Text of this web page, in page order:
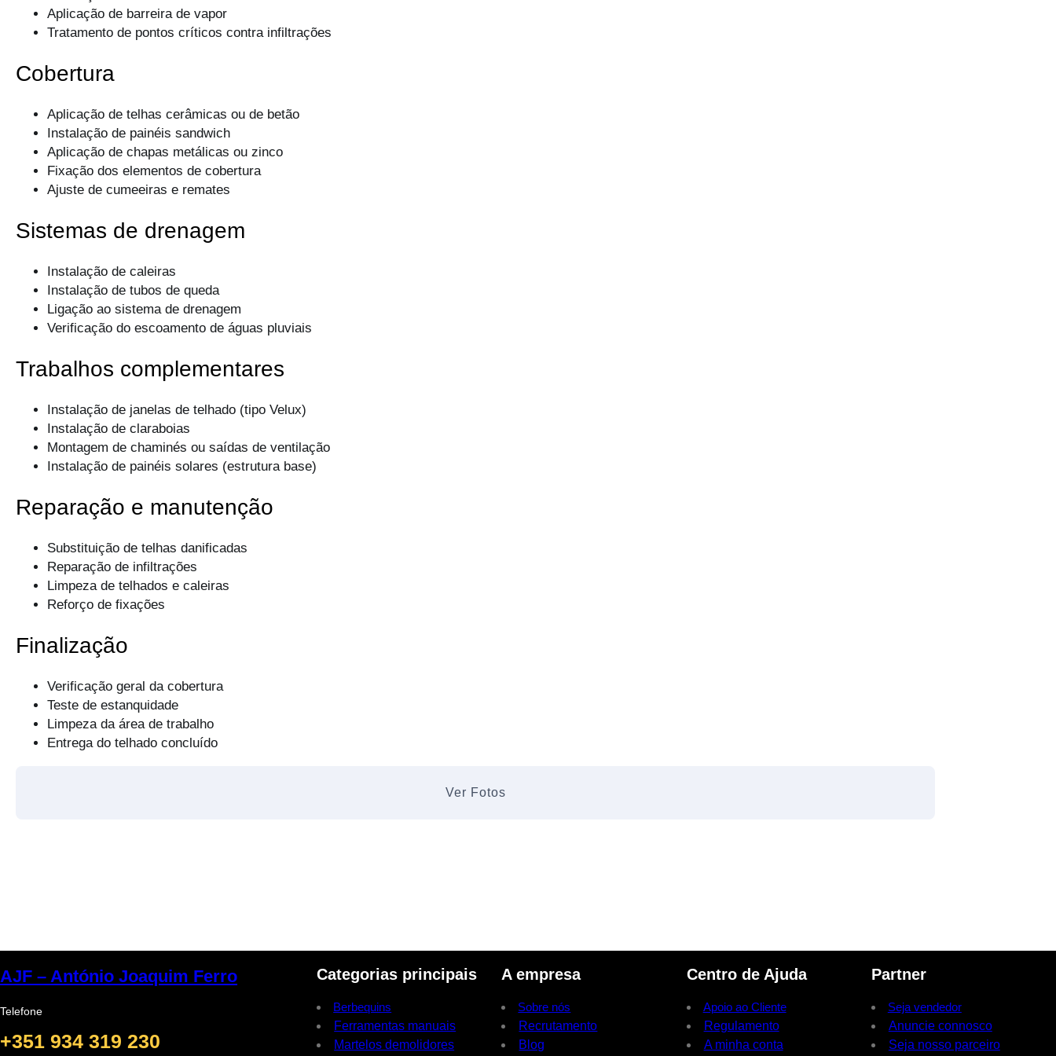
Aplicação de barreira de vapor
Tratamento de pontos críticos contra infiltrações
Cobertura
Aplicação de telhas cerâmicas ou de betão
Instalação de painéis sandwich
Aplicação de chapas metálicas ou zinco
Fixação dos elementos de cobertura
Ajuste de cumeeiras e remates
Sistemas de drenagem
Instalação de caleiras
Instalação de tubos de queda
Ligação ao sistema de drenagem
Verificação do escoamento de águas pluviais
Trabalhos complementares
Instalação de janelas de telhado (tipo Velux)
Instalação de claraboias
Montagem de chaminés ou saídas de ventilação
Instalação de painéis solares (estrutura base)
Reparação e manutenção
Substituição de telhas danificadas
Reparação de infiltrações
Limpeza de telhados e caleiras
Reforço de fixações
Finalização
Verificação geral da cobertura
Teste de estanquidade
Limpeza da área de trabalho
Entrega do telhado concluído
Ver Fotos
AJF – António Joaquim Ferro
Telefone
+351 934 319 230
Categorias principais
Berbequins
Ferramentas manuais
Martelos demolidores
A empresa
Sobre nós
Recrutamento
Blog
Centro de Ajuda
Apoio ao Cliente
Regulamento
A minha conta
Partner
Seja vendedor
Anuncie connosco
Seja nosso parceiro